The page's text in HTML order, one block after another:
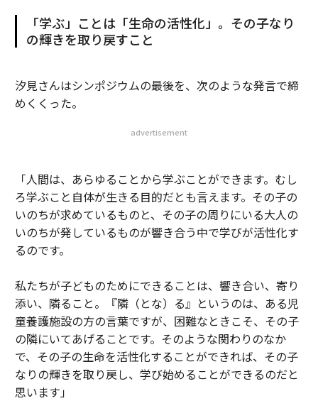
「学ぶ」ことは「生命の活性化」。その子なり
の輝きを取り戻すこと
汐見さんはシンポジウムの最後を、次のような発言で締
めくくった。
advertisement
「人間は、あらゆることから学ぶことができます。むし
ろ学ぶこと自体が生きる目的だとも言えます。その子の
いのちが求めているものと、その子の周りにいる大人の
いのちが発しているものが響き合う中で学びが活性化す
るのです。
私たちが子どものためにできることは、響き合い、寄り
添い、隣ること。『隣（とな）る』というのは、ある児
童養護施設の方の言葉ですが、困難なときこそ、その子
の隣にいてあげることです。そのような関わりのなか
で、その子の生命を活性化することができれば、その子
なりの輝きを取り戻し、学び始めることができるのだと
思います」